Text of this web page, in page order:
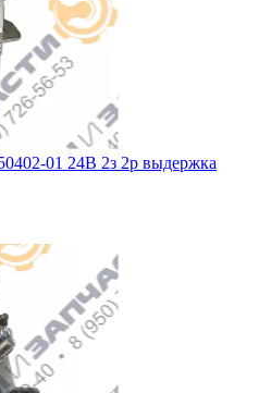
01 24В 2з 2р выдержка